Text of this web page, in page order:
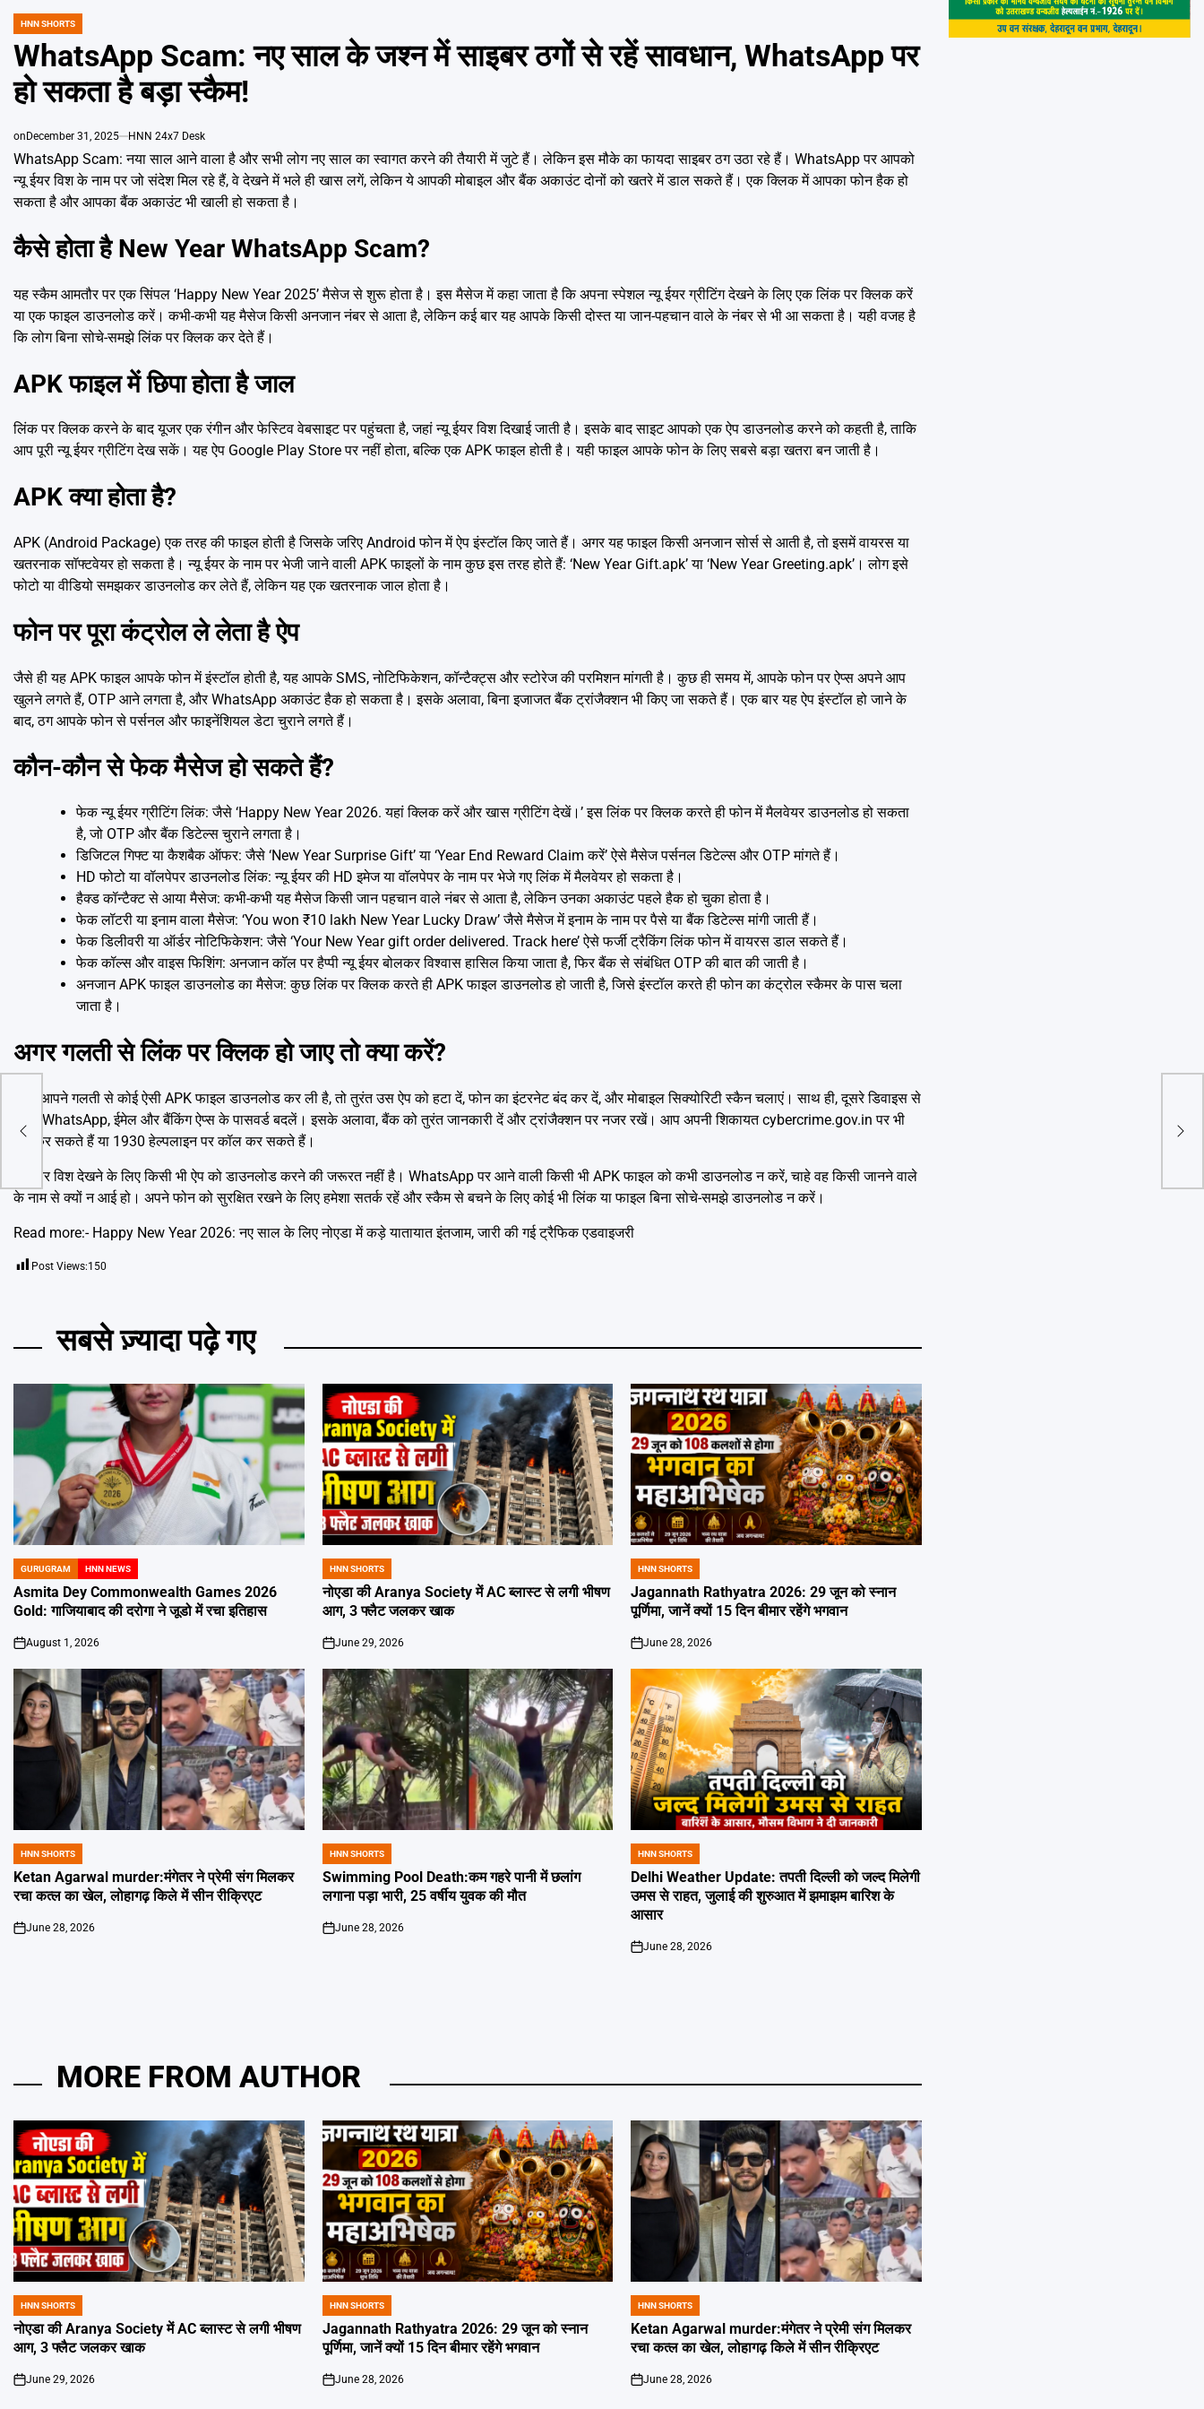
POSTED
IN
HNN SHORTS
WhatsApp Scam: नए साल के जश्न में साइबर ठगों से रहें सावधान, WhatsApp पर
हो सकता है बड़ा स्कैम!
on December 31, 2025 HNN 24x7 Desk
WhatsApp Scam: नया साल आने वाला है और सभी लोग नए साल का स्वागत करने की तैयारी में जुटे हैं। लेकिन इस मौके का फायदा साइबर ठग उठा रहे हैं। WhatsApp पर आपको
न्यू ईयर विश के नाम पर जो संदेश मिल रहे हैं, वे देखने में भले ही खास लगें, लेकिन ये आपकी मोबाइल और बैंक अकाउंट दोनों को खतरे में डाल सकते हैं। एक क्लिक में आपका फोन हैक हो
सकता है और आपका बैंक अकाउंट भी खाली हो सकता है।
कैसे होता है New Year WhatsApp Scam?
यह स्कैम आमतौर पर एक सिंपल ‘Happy New Year 2025’ मैसेज से शुरू होता है। इस मैसेज में कहा जाता है कि अपना स्पेशल न्यू ईयर ग्रीटिंग देखने के लिए एक लिंक पर क्लिक करें
या एक फाइल डाउनलोड करें। कभी-कभी यह मैसेज किसी अनजान नंबर से आता है, लेकिन कई बार यह आपके किसी दोस्त या जान-पहचान वाले के नंबर से भी आ सकता है। यही वजह है
कि लोग बिना सोचे-समझे लिंक पर क्लिक कर देते हैं।
APK फाइल में छिपा होता है जाल
लिंक पर क्लिक करने के बाद यूजर एक रंगीन और फेस्टिव वेबसाइट पर पहुंचता है, जहां न्यू ईयर विश दिखाई जाती है। इसके बाद साइट आपको एक ऐप डाउनलोड करने को कहती है, ताकि
आप पूरी न्यू ईयर ग्रीटिंग देख सकें। यह ऐप Google Play Store पर नहीं होता, बल्कि एक APK फाइल होती है। यही फाइल आपके फोन के लिए सबसे बड़ा खतरा बन जाती है।
APK क्या होता है?
APK (Android Package) एक तरह की फाइल होती है जिसके जरिए Android फोन में ऐप इंस्टॉल किए जाते हैं। अगर यह फाइल किसी अनजान सोर्स से आती है, तो इसमें वायरस या
खतरनाक सॉफ्टवेयर हो सकता है। न्यू ईयर के नाम पर भेजी जाने वाली APK फाइलों के नाम कुछ इस तरह होते हैं: ‘New Year Gift.apk’ या ‘New Year Greeting.apk’। लोग इसे
फोटो या वीडियो समझकर डाउनलोड कर लेते हैं, लेकिन यह एक खतरनाक जाल होता है।
फोन पर पूरा कंट्रोल ले लेता है ऐप
जैसे ही यह APK फाइल आपके फोन में इंस्टॉल होती है, यह आपके SMS, नोटिफिकेशन, कॉन्टैक्ट्स और स्टोरेज की परमिशन मांगती है। कुछ ही समय में, आपके फोन पर ऐप्स अपने आप
खुलने लगते हैं, OTP आने लगता है, और WhatsApp अकाउंट हैक हो सकता है। इसके अलावा, बिना इजाजत बैंक ट्रांजैक्शन भी किए जा सकते हैं। एक बार यह ऐप इंस्टॉल हो जाने के
बाद, ठग आपके फोन से पर्सनल और फाइनेंशियल डेटा चुराने लगते हैं।
कौन-कौन से फेक मैसेज हो सकते हैं?
फेक न्यू ईयर ग्रीटिंग लिंक: जैसे ‘Happy New Year 2026. यहां क्लिक करें और खास ग्रीटिंग देखें।’ इस लिंक पर क्लिक करते ही फोन में मैलवेयर डाउनलोड हो सकता
है, जो OTP और बैंक डिटेल्स चुराने लगता है।
डिजिटल गिफ्ट या कैशबैक ऑफर: जैसे ‘New Year Surprise Gift’ या ‘Year End Reward Claim करें’ ऐसे मैसेज पर्सनल डिटेल्स और OTP मांगते हैं।
HD फोटो या वॉलपेपर डाउनलोड लिंक: न्यू ईयर की HD इमेज या वॉलपेपर के नाम पर भेजे गए लिंक में मैलवेयर हो सकता है।
हैक्ड कॉन्टैक्ट से आया मैसेज: कभी-कभी यह मैसेज किसी जान पहचान वाले नंबर से आता है, लेकिन उनका अकाउंट पहले हैक हो चुका होता है।
फेक लॉटरी या इनाम वाला मैसेज: ‘You won ₹10 lakh New Year Lucky Draw’ जैसे मैसेज में इनाम के नाम पर पैसे या बैंक डिटेल्स मांगी जाती हैं।
फेक डिलीवरी या ऑर्डर नोटिफिकेशन: जैसे ‘Your New Year gift order delivered. Track here’ ऐसे फर्जी ट्रैकिंग लिंक फोन में वायरस डाल सकते हैं।
फेक कॉल्स और वाइस फिशिंग: अनजान कॉल पर हैप्पी न्यू ईयर बोलकर विश्वास हासिल किया जाता है, फिर बैंक से संबंधित OTP की बात की जाती है।
अनजान APK फाइल डाउनलोड का मैसेज: कुछ लिंक पर क्लिक करते ही APK फाइल डाउनलोड हो जाती है, जिसे इंस्टॉल करते ही फोन का कंट्रोल स्कैमर के पास चला
जाता है।
अगर गलती से लिंक पर क्लिक हो जाए तो क्या करें?
अगर आपने गलती से कोई ऐसी APK फाइल डाउनलोड कर ली है, तो तुरंत उस ऐप को हटा दें, फोन का इंटरनेट बंद कर दें, और मोबाइल सिक्योरिटी स्कैन चलाएं। साथ ही, दूसरे डिवाइस से
अपने WhatsApp, ईमेल और बैंकिंग ऐप्स के पासवर्ड बदलें। इसके अलावा, बैंक को तुरंत जानकारी दें और ट्रांजैक्शन पर नजर रखें। आप अपनी शिकायत cybercrime.gov.in पर भी
दर्ज कर सकते हैं या 1930 हेल्पलाइन पर कॉल कर सकते हैं।
न्यू ईयर विश देखने के लिए किसी भी ऐप को डाउनलोड करने की जरूरत नहीं है। WhatsApp पर आने वाली किसी भी APK फाइल को कभी डाउनलोड न करें, चाहे वह किसी जानने वाले
के नाम से क्यों न आई हो। अपने फोन को सुरक्षित रखने के लिए हमेशा सतर्क रहें और स्कैम से बचने के लिए कोई भी लिंक या फाइल बिना सोचे-समझे डाउनलोड न करें।
Read more:- Happy New Year 2026: नए साल के लिए नोएडा में कड़े यातायात इंतजाम, जारी की गई ट्रैफिक एडवाइजरी
Post Views:150
सबसे ज़्यादा पढ़े गए
POSTED
IN
GURUGRAM HNN NEWS
Asmita Dey Commonwealth Games 2026
Gold: गाजियाबाद की दरोगा ने जूडो में रचा इतिहास
on
August 1, 2026
POSTED
IN
HNN SHORTS
नोएडा की Aranya Society में AC ब्लास्ट से लगी भीषण
आग, 3 फ्लैट जलकर खाक
on
June 29, 2026
POSTED
IN
HNN SHORTS
Jagannath Rathyatra 2026: 29 जून को स्नान
पूर्णिमा, जानें क्यों 15 दिन बीमार रहेंगे भगवान
on
June 28, 2026
POSTED
IN
HNN SHORTS
Ketan Agarwal murder:मंगेतर ने प्रेमी संग मिलकर
रचा कत्ल का खेल, लोहागढ़ किले में सीन रीक्रिएट
on
June 28, 2026
POSTED
IN
HNN SHORTS
Swimming Pool Death:कम गहरे पानी में छलांग
लगाना पड़ा भारी, 25 वर्षीय युवक की मौत
on
June 28, 2026
POSTED
IN
HNN SHORTS
Delhi Weather Update: तपती दिल्ली को जल्द मिलेगी
उमस से राहत, जुलाई की शुरुआत में झमाझम बारिश के
आसार
on
June 28, 2026
MORE FROM AUTHOR
POSTED
IN
HNN SHORTS
नोएडा की Aranya Society में AC ब्लास्ट से लगी भीषण
आग, 3 फ्लैट जलकर खाक
on
June 29, 2026
POSTED
IN
HNN SHORTS
Jagannath Rathyatra 2026: 29 जून को स्नान
पूर्णिमा, जानें क्यों 15 दिन बीमार रहेंगे भगवान
on
June 28, 2026
POSTED
IN
HNN SHORTS
Ketan Agarwal murder:मंगेतर ने प्रेमी संग मिलकर
रचा कत्ल का खेल, लोहागढ़ किले में सीन रीक्रिएट
on
June 28, 2026